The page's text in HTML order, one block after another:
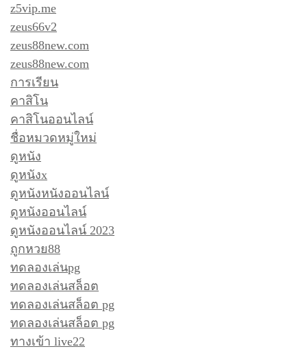
z5vip.me
zeus66v2
zeus88new.com
zeus88new.com
การเรียน
คาสิโน
คาสิโนออนไลน์
ชื่อหมวดหมู่ใหม่
ดูหนัง
ดูหนังx
ดูหนังหนังออนไลน์
ดูหนังออนไลน์
ดูหนังออนไลน์ 2023
ถูกหวย88
ทดลองเล่นpg
ทดลองเล่นสล็อต
ทดลองเล่นสล็อต pg
ทดลองเล่นสล็อต pg
ทางเข้า live22